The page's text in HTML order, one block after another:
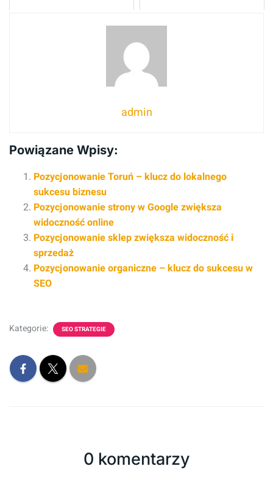
admin
Powiązane Wpisy:
Pozycjonowanie Toruń – klucz do lokalnego
sukcesu biznesu
Pozycjonowanie strony w Google zwiększa
widoczność online
Pozycjonowanie sklep zwiększa widoczność i
sprzedaż
Pozycjonowanie organiczne – klucz do sukcesu w
SEO
Kategorie: SEO STRATEGIE
0 komentarzy